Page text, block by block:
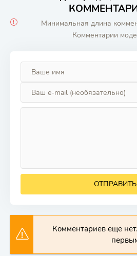
Минимальная длина
Комментарии
ОТПРАВИТЬ
Комментариев еще